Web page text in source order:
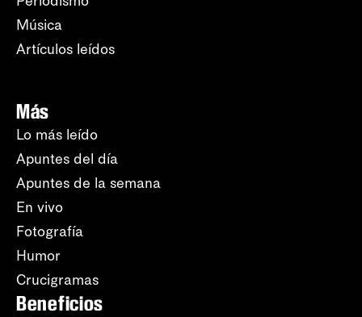
Música
Artículos leídos
Más
Lo más leído
Apuntes del día
Apuntes de la semana
En vivo
Fotografía
Humor
Crucigramas
Beneficios